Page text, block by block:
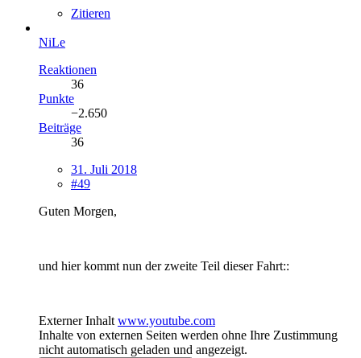
Zitieren
NiLe
Reaktionen
36
Punkte
−2.650
Beiträge
36
31. Juli 2018
#49
Guten Morgen,
und hier kommt nun der zweite Teil dieser Fahrt::
Externer Inhalt www.youtube.com
Inhalte von externen Seiten werden ohne Ihre Zustimmung
nicht automatisch geladen und angezeigt.